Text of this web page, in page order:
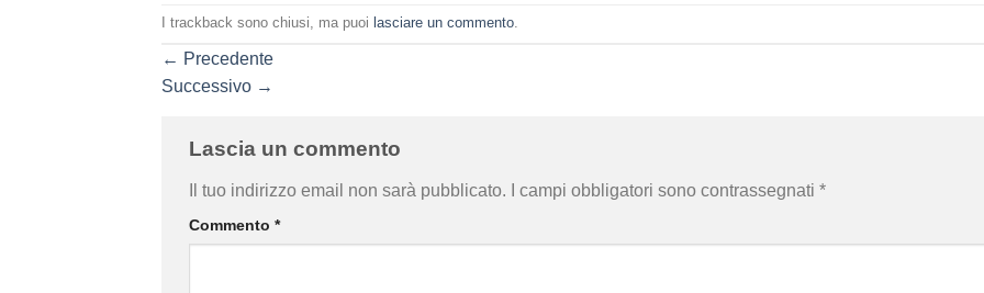
I trackback sono chiusi, ma puoi lasciare un commento.
← Precedente
Successivo →
Lascia un commento
Il tuo indirizzo email non sarà pubblicato. I campi obbligatori sono contrassegnati *
Commento *